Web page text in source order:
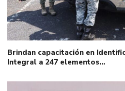
Brindan capacitación en
Integral a 247 elementos…